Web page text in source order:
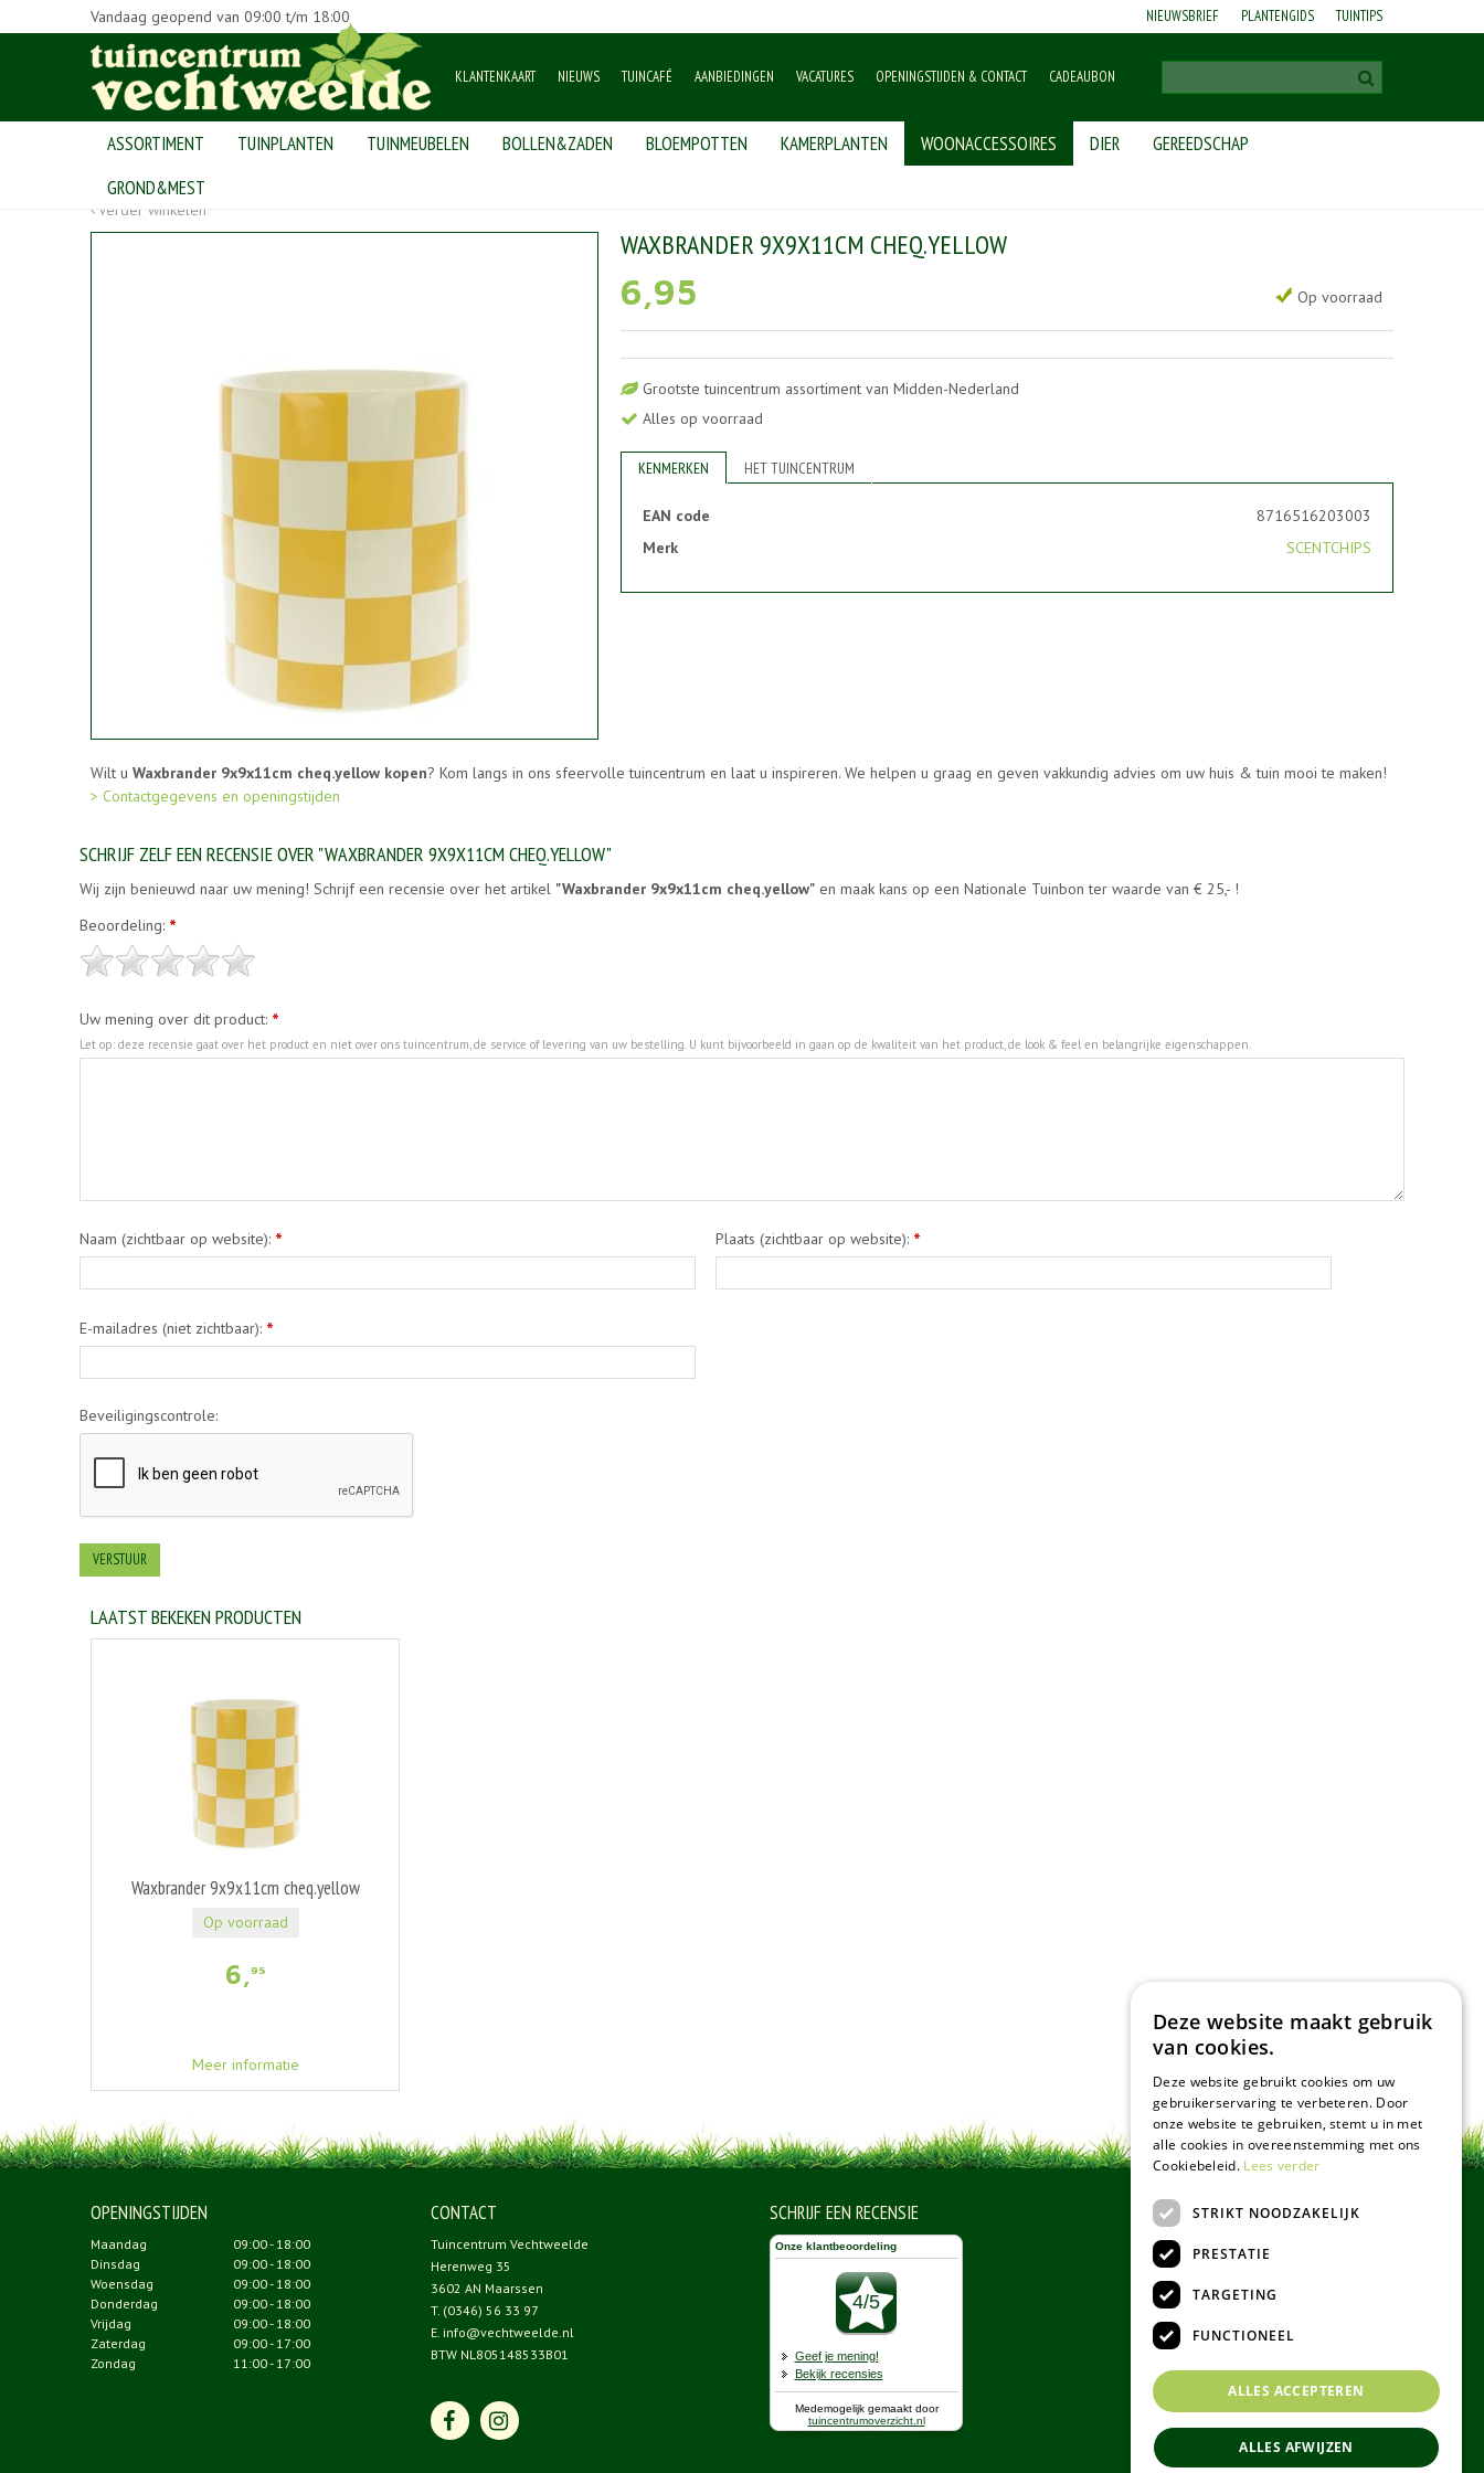
Home > Producten
Vandaag geopend van 09:00 t/m 18:00 NIEUWSBRIEF PLANTENGIDS TUINTIPS
KLANTENKAART NIEUWS TUINCAFÉ AANBIEDINGEN VACATURES OPENINGSTIJDEN & CONTACT CADEAUBON
ASSORTIMENT TUINPLANTEN TUINMEUBELEN BOLLEN&ZADEN BLOEMPOTTEN KAMERPLANTEN WOONACCESSOIRES DIER
GEREEDSCHAP
GROND&MEST
Verder winkelen
WAXBRANDER 9X9X11CM CHEQ.YELLOW
6,95 Op voorraad
Grootste tuincentrum assortiment van Midden-Nederland
Alles op voorraad
KENMERKEN HET TUINCENTRUM
EAN code
8716516203003
Merk
SCENTCHIPS
Wilt u Waxbrander 9x9x11cm cheq.yellow kopen? Kom langs in ons sfeervolle tuincentrum en laat u inspireren. We helpen u graag en geven vakkundig advies om uw huis & tuin mooi te maken!
> Contactgegevens en openingstijden
SCHRIJF ZELF EEN RECENSIE OVER "WAXBRANDER 9X9X11CM CHEQ.YELLOW"
Wij zijn benieuwd naar uw mening! Schrijf een recensie over het artikel "Waxbrander 9x9x11cm cheq.yellow" en maak kans op een Nationale Tuinbon ter waarde van € 25,- !
Beoordeling: *
Uw mening over dit product: *
Let op: deze recensie gaat over het product en niet over ons tuincentrum, de service of levering van uw bestelling. U kunt bijvoorbeeld in gaan op de kwaliteit van het product, de look & feel en belangrijke eigenschappen.
Naam (zichtbaar op website): * Plaats (zichtbaar op website): *
E-mailadres (niet zichtbaar): *
Beveiligingscontrole:
LAATST BEKEKEN PRODUCTEN
Waxbrander 9x9x11cm cheq.yellow
6 95
Meer informatie
Op voorraad
OPENINGSTIJDEN
Maandag
09:00 - 18:00
Dinsdag
09:00 - 18:00
Woensdag
09:00 - 18:00
Donderdag
09:00 - 18:00
Vrijdag
09:00 - 18:00
Zaterdag
09:00 - 17:00
Zondag
11:00 - 17:00
CONTACT
Tuincentrum Vechtweelde
Herenweg 35
3602 AN Maarssen
T. (0346) 56 33 97
E. info@vechtweelde.nl
BTW NL805148533B01
SCHRIJF EEN RECENSIE
Deze website maakt gebruik
van cookies.
Deze website gebruikt cookies om uw
gebruikerservaring te verbeteren. Door
onze website te gebruiken, stemt u in met
alle cookies in overeenstemming met ons
Cookiebeleid. Lees verder
STRIKT NOODZAKELIJK
PRESTATIE
TARGETING
FUNCTIONEEL
ALLES ACCEPTEREN
ALLES AFWIJZEN